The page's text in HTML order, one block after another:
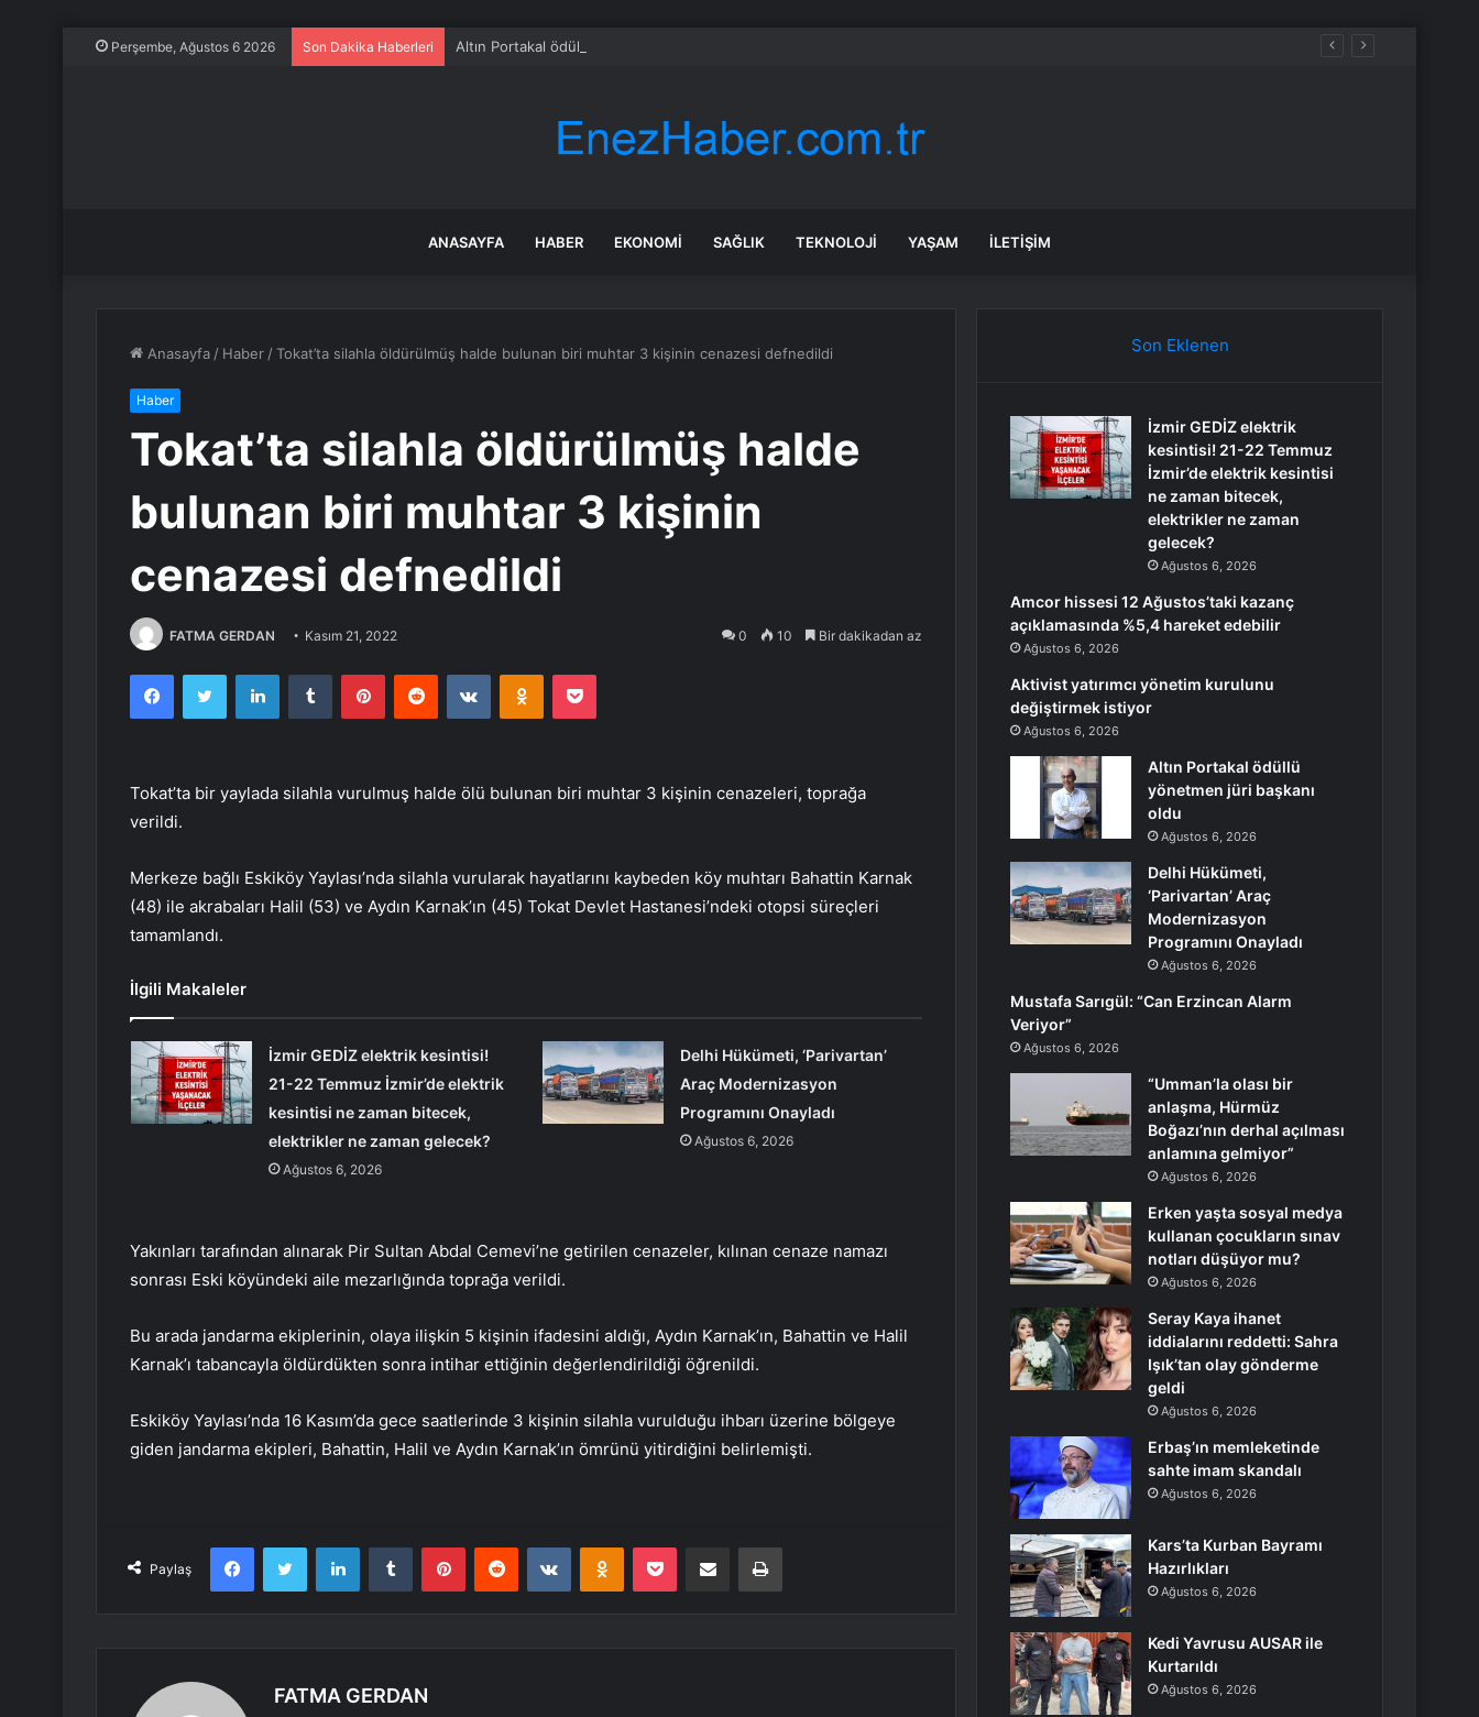
Perşembe, Ağustos 6 2026 Son Dakika Haberleri Altın Portakal ödüllü yönetmen jüri başkanı oldu
ANASAYFA HABER EKONOMI SAĞLIK TEKNOLOJI YAŞAM İLETIŞIM
Anasayfa / Haber /Tokat’ta silahla öldürülmüş halde bulunan biri muhtar 3 kişinin cenazesi defnedildi
Haber
Tokat’ta silahla öldürülmüş halde
bulunan biri muhtar 3 kişinin
cenazesi defnedildi
FATMA GERDAN Kasım 21, 2022 0 10 Bir dakikadan az
FacebookTwitter LinkedInTumblr PinterestReddit VKontakteOdnoklassniki
Pocket
Tokat’ta bir yaylada silahla vurulmuş halde ölü bulunan biri muhtar 3 kişinin cenazeleri, toprağa
verildi.
Merkeze bağlı Eskiköy Yaylası’nda silahla vurularak hayatlarını kaybeden köy muhtarı Bahattin Karnak
(48) ile akrabaları Halil (53) ve Aydın Karnak’ın (45) Tokat Devlet Hastanesi’ndeki otopsi süreçleri
tamamlandı.
İlgili Makaleler
İzmir GEDİZ elektrik kesintisi!
21-22 Temmuz İzmir’de elektrik
kesintisi ne zaman bitecek,
elektrikler ne zaman gelecek?
Ağustos 6, 2026
Delhi Hükümeti, ‘Parivartan’
Araç Modernizasyon
Programını Onayladı
Ağustos 6, 2026
Yakınları tarafından alınarak Pir Sultan Abdal Cemevi’ne getirilen cenazeler, kılınan cenaze namazı
sonrası Eski köyündeki aile mezarlığında toprağa verildi.
Bu arada jandarma ekiplerinin, olaya ilişkin 5 kişinin ifadesini aldığı, Aydın Karnak’ın, Bahattin ve Halil
Karnak’ı tabancayla öldürdükten sonra intihar ettiğinin değerlendirildiği öğrenildi.
Eskiköy Yaylası’nda 16 Kasım’da gece saatlerinde 3 kişinin silahla vurulduğu ihbarı üzerine bölgeye
giden jandarma ekipleri, Bahattin, Halil ve Aydın Karnak’ın ömrünü yitirdiğini belirlemişti.
Paylaş
FacebookTwitter LinkedInTumblr PinterestReddit VKontakteOdnoklassniki
Pocket E-Posta ile paylaş Yazdır
FATMA GERDAN
Son Eklenen
İzmir GEDİZ elektrik
kesintisi! 21-22 Temmuz
İzmir’de elektrik kesintisi
ne zaman bitecek,
elektrikler ne zaman
gelecek?
Ağustos 6, 2026
Amcor hissesi 12 Ağustos’taki kazanç
açıklamasında %5,4 hareket edebilir
Ağustos 6, 2026
Aktivist yatırımcı yönetim kurulunu
değiştirmek istiyor
Ağustos 6, 2026
Altın Portakal ödüllü
yönetmen jüri başkanı
oldu
Ağustos 6, 2026
Delhi Hükümeti,
‘Parivartan’ Araç
Modernizasyon
Programını Onayladı
Ağustos 6, 2026
Mustafa Sarıgül: “Can Erzincan Alarm
Veriyor”
Ağustos 6, 2026
“Umman’la olası bir
anlaşma, Hürmüz
Boğazı’nın derhal açılması
anlamına gelmiyor”
Ağustos 6, 2026
Erken yaşta sosyal medya
kullanan çocukların sınav
notları düşüyor mu?
Ağustos 6, 2026
Seray Kaya ihanet
iddialarını reddetti: Sahra
Işık’tan olay gönderme
geldi
Ağustos 6, 2026
Erbaş’ın memleketinde
sahte imam skandalı
Ağustos 6, 2026
Kars’ta Kurban Bayramı
Hazırlıkları
Ağustos 6, 2026
Kedi Yavrusu AUSAR ile
Kurtarıldı
Ağustos 6, 2026